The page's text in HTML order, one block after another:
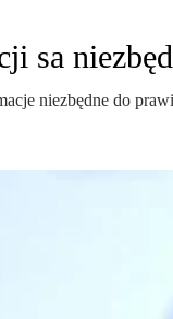
sa
niezbędne do